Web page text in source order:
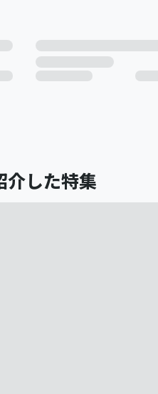
介した特集